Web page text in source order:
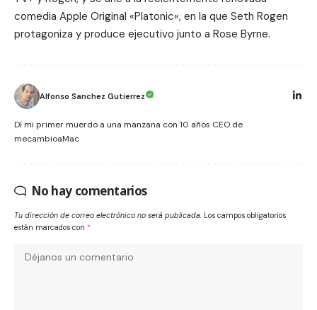
comedia Apple Original «Platonic«, en la que Seth Rogen
protagoniza y produce ejecutivo junto a Rose Byrne.
Alfonso Sanchez Gutierrez
Dí mi primer muerdo a una manzana con 10 años CEO de
mecambioaMac
No hay comentarios
Tu dirección de correo electrónico no será publicada. Los campos obligatorios
están marcados con *